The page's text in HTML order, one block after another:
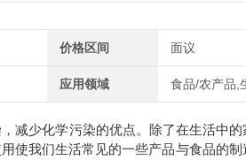
价格区间 面议
应用领域 食品/农产品,
减少化学污染的优点。除了在生活中
使我们生活常见的一些产品与食品的